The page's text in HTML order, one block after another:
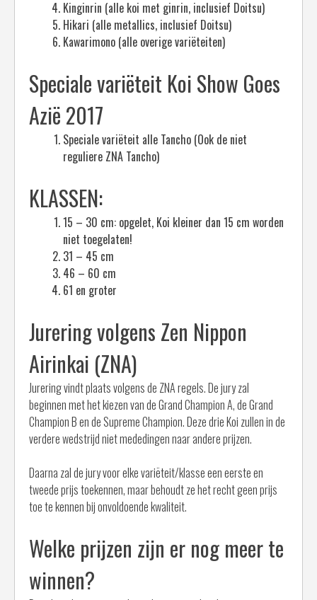
Kinginrin (alle koi met ginrin, inclusief Doitsu)
Hikari (alle metallics, inclusief Doitsu)
Kawarimono (alle overige variëteiten)
Speciale variëteit Koi Show Goes
Azië 2017
Speciale variëteit alle Tancho (Ook de niet
reguliere ZNA Tancho)
KLASSEN:
15 – 30 cm: opgelet, Koi kleiner dan 15 cm worden
niet toegelaten!
31 – 45 cm
46 – 60 cm
61 en groter
Jurering volgens Zen Nippon
Airinkai (ZNA)
Jurering vindt plaats volgens de ZNA regels. De jury zal
beginnen met het kiezen van de Grand Champion A, de Grand
Champion B en de Supreme Champion. Deze drie Koi zullen in de
verdere wedstrijd niet mededingen naar andere prijzen.
Daarna zal de jury voor elke variëteit/klasse een eerste en
tweede prijs toekennen, maar behoudt ze het recht geen prijs
toe te kennen bij onvoldoende kwaliteit.
Welke prijzen zijn er nog meer te
winnen?